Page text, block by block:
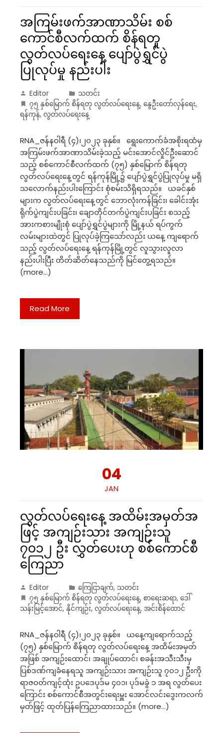
အကြမ်းဖက်အာဏာသိမ်း စစ်
ကောင်စီလက်ထက် စိန်ရတူ
လွတ်လပ်ရေးနေ့ ပျော်ပွဲရွှင်ပွဲ
ပြုလုပ်မှု နည်းပါး
Editor
သတင်း
၇၅ နှစ်မြောက် စိန်ရတု လွတ်လပ်ရေးနေ့, နွေဦးတော်လှန်ရေး,
ရန်ကုန်, လွတ်လပ်ရေးနေ့
RNA_ဇန်နဝါရီ (၄)၊၂၀၂၃ ခုနှစ်။ ရွေးကောက်ခံအစိုးရထံမှ
အကြမ်းဖက်အာဏာသိမ်းခဲ့သည့် မင်းအောင်လှိုင်ဦးဆောင်
သည့် စစ်ကောင်စီလက်ထက် (၇၅) နှစ်မြောက် စိန်ရတု
လွတ်လပ်ရေးနေ့တွင် ရန်ကုန်မြို့၌ ပျော်ပွဲရွှင်ပွဲပြုလုပ်မှု မရှိ
သလောက်နည်းပါးကြောင်း စုံစမ်းသိရှိရသည်။ ယခင်နှစ်
များက လွတ်လပ်ရေးနေ့တွင် ဘောလုံးကန်ခြင်း၊ ခေါင်းအုံး
ရိုက်ပွဲကျင်းပခြင်း၊ ချောတိုင်တက်ပွဲကျင်းပခြင်း စသည့်
အားကစားမျိုးစုံ ပျော်ပွဲရွှင်ပွဲများကို မြို့နယ် ရပ်ကွက်
လမ်းများထဲတွင် ပြုလုပ်ခဲ့ကြသော်လည်း ယနေ့ ကျရောက်
သည့် လွတ်လပ်ရေးနေ့ ရန်ကုန်မြို့တွင် လူသွားလူလာ
နည်းပါးပြီး တိတ်ဆိတ်နေသည်ကို မြင်တွေ့ရသည်။
(more…)
Read More
04
JAN
လွတ်လပ်ရေးနေ့ အထိမ်းအမှတ်အ
ဖြင့် အကျဉ်းသား အကျဉ်းသူ
၇၀၁၂ ဦး လွှတ်ပေးဟု စစ်ကောင်စီ
ကြေညာ
Editor ကြေငြာချက်, သတင်း
၇၅ နှစ်မြောက် စိန်ရတု လွတ်လပ်ရေးနေ့, စာရေးဆရာ, ဒေါ်
သန်းမြင့်အောင်, နိုင်ကျဉ်း, လွတ်လပ်ရေးနေ့, အင်းစိန်ထောင်
RNA_ဇန်နဝါရီ (၄)၊၂၀၂၃ ခုနှစ်။ ယနေ့ကျရောက်သည့်
(၇၅) နှစ်မြောက် စိန်ရတု လွတ်လပ်ရေးနေ့ အထိမ်းအမှတ်
အဖြစ် အကျဉ်းထောင်၊ အချုပ်ထောင်၊ စခန်းအသီးသီးမှ
ပြစ်ဒဏ်ကျခံနေရသူ အကျဉ်းသား အကျဉ်းသူ ၇၀၁၂ ဦးကို
ရာဇဝတ်ကျင့်ထုံး ဥပဒေပုဒ်မ ၄၀၁၊ ပုဒ်မခွဲ ၁ အရ လွတ်ပေး
ကြောင်း စစ်ကောင်စီအတွင်းရေးမှူး အောင်လင်းဒွေးကလက်
မှတ်ဖြင့် ထုတ်ပြန်ကြေညာထားသည်။ (more…)